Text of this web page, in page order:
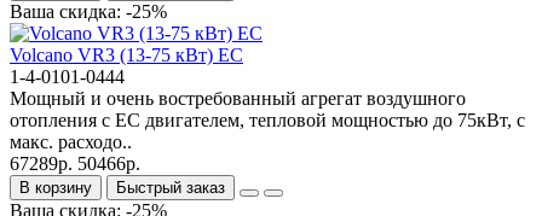
Ваша скидка: -25%
Volcano VR3 (13-75 кВт) EC
1-4-0101-0444
Мощный и очень востребованный агрегат воздушного
отопления с ЕС двигателем, тепловой мощностью до 75кВт, с
макс. расходо..
67289р. 50466р.
В корзину Быстрый заказ
Ваша скидка: -25%